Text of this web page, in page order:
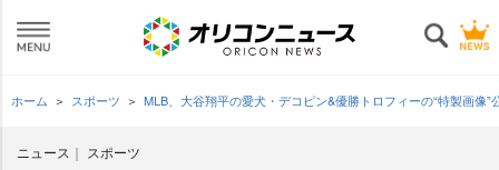
ホーム スポーツ MLB、大谷翔平の愛犬・デコピン&優勝トロフィーの“特製画
ニュース スポーツ